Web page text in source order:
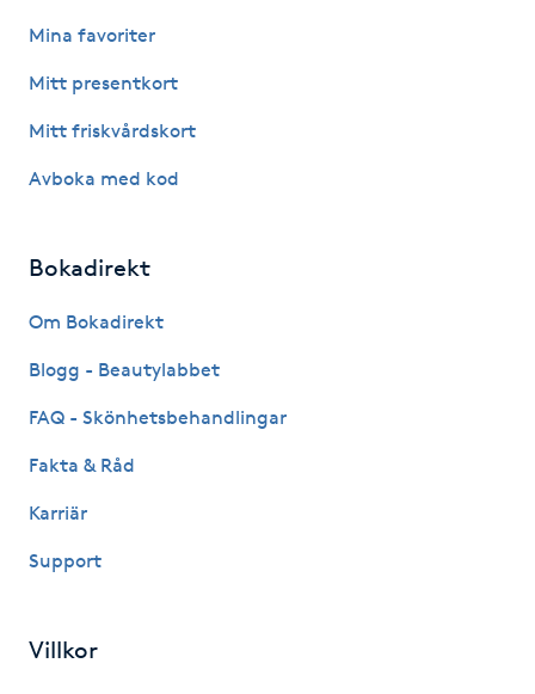
IPL
IR-massage
Japansk massage
K18
Katun fransar
Keratinbehandling
Mina favoriter
Mitt presentkort
Mitt friskvårdskort
Avboka med kod
Bokadirekt
Om Bokadirekt
Blogg - Beautylabbet
FAQ - Skönhetsbehandlingar
Fakta & Råd
Karriär
Support
Villkor